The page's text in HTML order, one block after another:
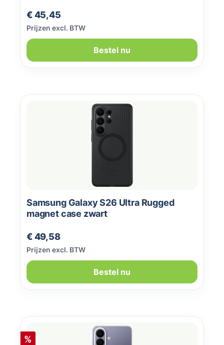
Normale prijs:
€ 45,45
Prijzen excl. BTW
Bestel nu
Samsung Galaxy S26 Ultra Rugged
magnet case zwart
Normale prijs:
€ 49,58
Prijzen excl. BTW
Bestel nu
Korting
%